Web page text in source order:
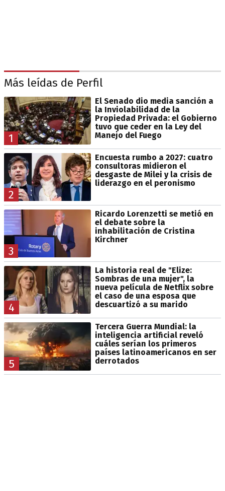
Más leídas de Perfil
1
El Senado dio media sanción a
la Inviolabilidad de la
Propiedad Privada: el Gobierno
tuvo que ceder en la Ley del
Manejo del Fuego
2
Encuesta rumbo a 2027: cuatro
consultoras midieron el
desgaste de Milei y la crisis de
liderazgo en el peronismo
3
Ricardo Lorenzetti se metió en
el debate sobre la
inhabilitación de Cristina
Kirchner
4
La historia real de "Elize:
Sombras de una mujer", la
nueva película de Netflix sobre
el caso de una esposa que
descuartizó a su marido
5
Tercera Guerra Mundial: la
inteligencia artificial reveló
cuáles serían los primeros
países latinoamericanos en ser
derrotados